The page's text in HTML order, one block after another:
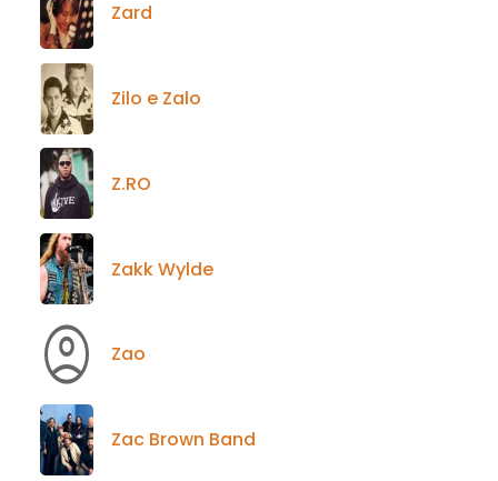
Zard
Zilo e Zalo
Z.RO
Zakk Wylde
Zao
Zac Brown Band